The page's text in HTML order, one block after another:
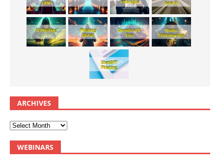
ARCHIVES
WEBINARS